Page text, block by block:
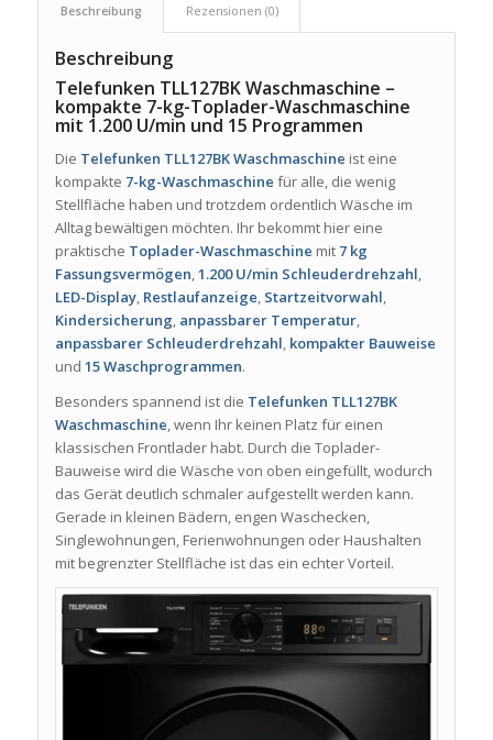
Beschreibung Rezensionen (0)
Beschreibung
Telefunken TLL127BK Waschmaschine –
kompakte 7-kg-Toplader-Waschmaschine
mit 1.200 U/min und 15 Programmen
Die Telefunken TLL127BK Waschmaschine ist eine
kompakte 7-kg-Waschmaschine für alle, die wenig
Stellfläche haben und trotzdem ordentlich Wäsche im
Alltag bewältigen möchten. Ihr bekommt hier eine
praktische Toplader-Waschmaschine mit 7 kg
Fassungsvermögen,1.200 U/min Schleuderdrehzahl,
LED-Display, Restlaufanzeige, Startzeitvorwahl,
Kindersicherung, anpassbarer Temperatur,
anpassbarer Schleuderdrehzahl, kompakter Bauweise
und 15 Waschprogrammen.
Besonders spannend ist die Telefunken TLL127BK
Waschmaschine, wenn Ihr keinen Platz für einen
klassischen Frontlader habt. Durch die Toplader-
Bauweise wird die Wäsche von oben eingefüllt, wodurch
das Gerät deutlich schmaler aufgestellt werden kann.
Gerade in kleinen Bädern, engen Waschecken,
Singlewohnungen, Ferienwohnungen oder Haushalten
mit begrenzter Stellfläche ist das ein echter Vorteil.